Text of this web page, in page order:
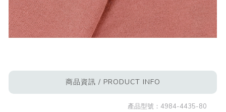
商品資訊 / PRODUCT INFO
產品型號：4984-4435-80